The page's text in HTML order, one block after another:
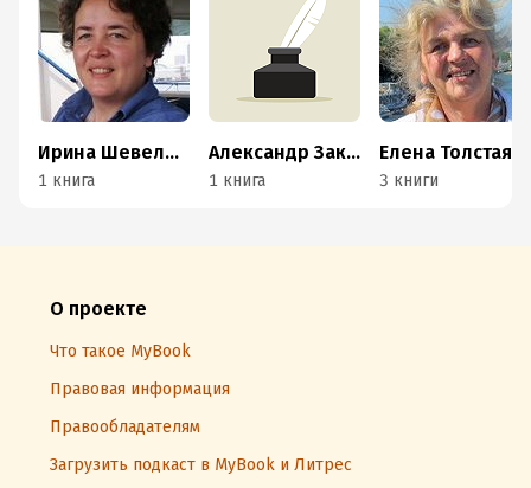
Ирина Шевеленко
1 книга
Александр Закржевский
1 книга
Елена Толстая
3 книги
О проекте
Что такое MyBook
Правовая информация
Правообладателям
Загрузить подкаст в MyBook и Литрес